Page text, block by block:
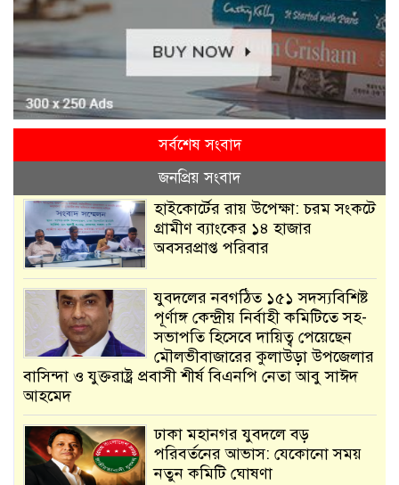
সর্বশেষ সংবাদ
জনপ্রিয় সংবাদ
হাইকোর্টের রায় উপেক্ষা: চরম সংকটে
গ্রামীণ ব্যাংকের ১৪ হাজার
অবসরপ্রাপ্ত পরিবার
যুবদলের নবগঠিত ১৫১ সদস্যবিশিষ্ট
পূর্ণাঙ্গ কেন্দ্রীয় নির্বাহী কমিটিতে সহ-
সভাপতি হিসেবে দায়িত্ব পেয়েছেন
মৌলভীবাজারের কুলাউড়া উপজেলার
বাসিন্দা ও যুক্তরাষ্ট্র প্রবাসী শীর্ষ বিএনপি নেতা আবু সাঈদ
আহমেদ
ঢাকা মহানগর যুবদলে বড়
পরিবর্তনের আভাস: যেকোনো সময়
নতুন কমিটি ঘোষণা